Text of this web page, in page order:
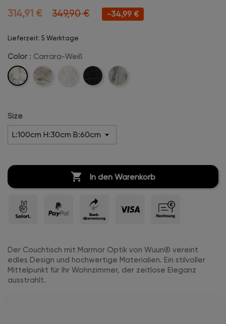
314,91 € 349,90 € -34,99 €
Lieferzeit: 5 Werktage
Color : Carrara-Weiß
Carrara-
Weiß
Champanger-
Marmor-Midnight-Creme-
Size
 In den Warenkorb
Der Couchtisch mit Marmor Optik von Wuun® vereint
edles Design und hochwertige Materialien. Ein stilvoller
Mittelpunkt für Ihr Wohnzimmer, der zeitlose Eleganz
ausstrahlt.